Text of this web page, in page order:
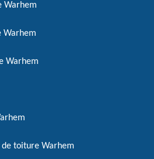
Warhem
Warhem
Warhem
de toiture Warhem